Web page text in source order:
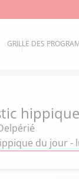
GRILLE DES
du jour -